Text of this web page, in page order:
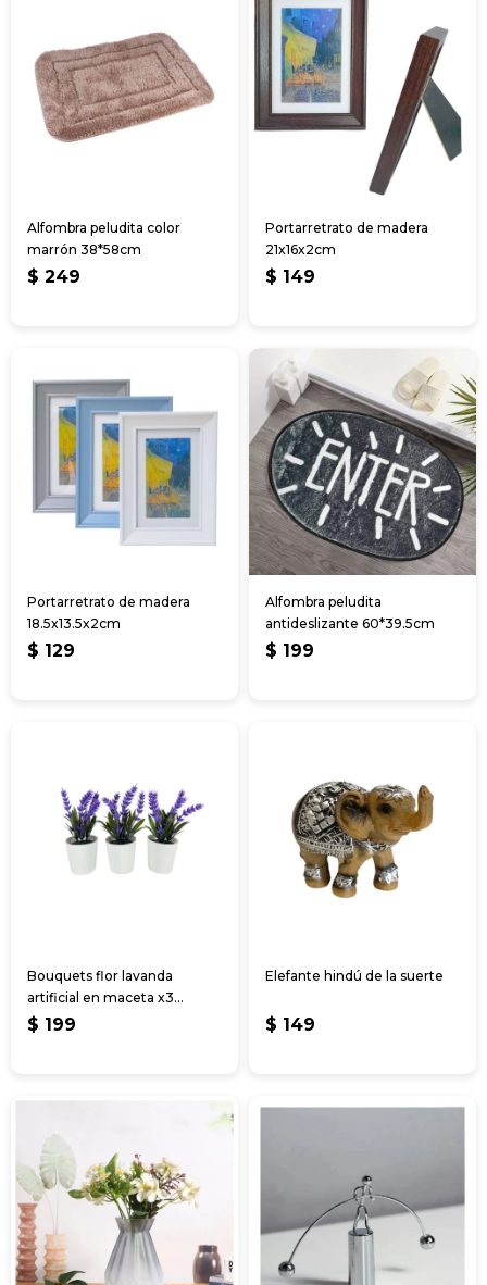
Alfombra peludita color
marrón 38*58cm
$ 249
Portarretrato de madera
21x16x2cm
$ 149
Portarretrato de madera
18.5x13.5x2cm
$ 129
Alfombra peludita
antideslizante 60*39.5cm
$ 199
Bouquets flor lavanda
artificial en maceta x3
unidades
$ 199
Elefante hindú de la suerte
$ 149